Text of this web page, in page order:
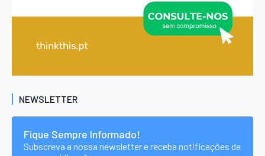
NEWSLETTER
Fique Sempre Informado!
Subscreva a nossa newsletter e receba notificações de